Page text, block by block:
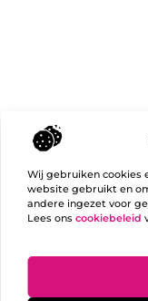
Wij gebruiken cookies
website gebruikt en
andere ingezet voor
Lees ons cookiebeleid